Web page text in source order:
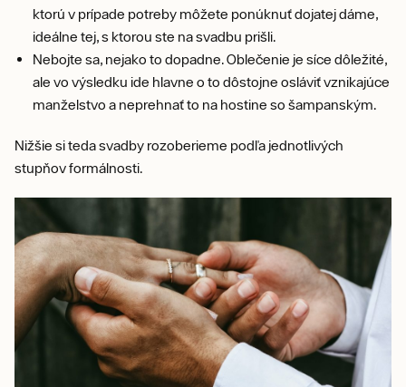
ktorú v prípade potreby môžete ponúknuť dojatej dáme,
ideálne tej, s ktorou ste na svadbu prišli.
Nebojte sa, nejako to dopadne. Oblečenie je síce dôležité,
ale vo výsledku ide hlavne o to dôstojne osláviť vznikajúce
manželstvo a neprehnať to na hostine so šampanským.
Nižšie si teda svadby rozoberieme podľa jednotlivých
stupňov formálnosti.